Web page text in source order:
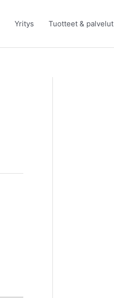
Yritys Tuotteet & palvelut